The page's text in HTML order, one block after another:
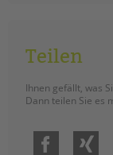
Teilen
Ihnen gefällt, was
Dann teilen Sie es
Facebook